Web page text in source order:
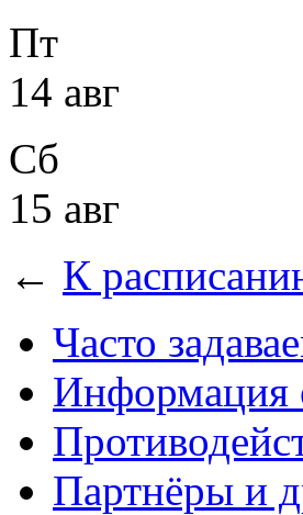
Пт
14 авг
Сб
15 авг
← К
Часто
Информация
Партнёры и